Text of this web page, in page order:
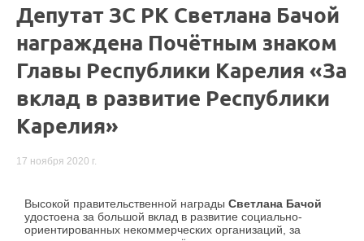
Депутат ЗС РК Светлана Бачой
награждена Почётным знаком
Главы Республики Карелия «За
вклад в развитие Республики
Карелия»
17 ноября 2020 г.
Высокой правительственной награды Светлана Бачой
удостоена за большой вклад в развитие социально-
ориентированных некоммерческих организаций, за